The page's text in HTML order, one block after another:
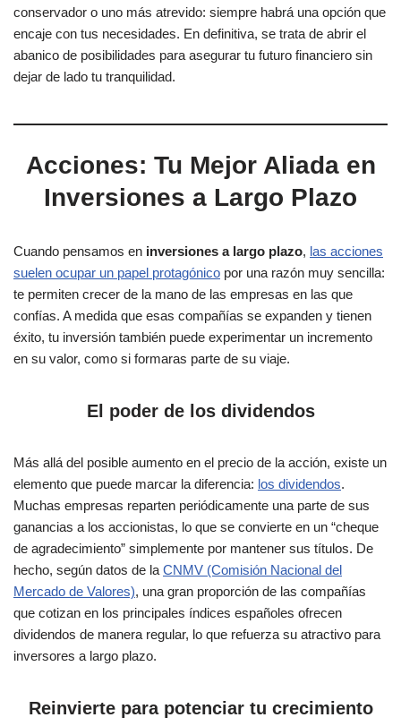
conservador o uno más atrevido: siempre habrá una opción que
encaje con tus necesidades. En definitiva, se trata de abrir el
abanico de posibilidades para asegurar tu futuro financiero sin
dejar de lado tu tranquilidad.
Acciones: Tu Mejor Aliada en
Inversiones a Largo Plazo
Cuando pensamos en inversiones a largo plazo, las acciones
suelen ocupar un papel protagónico por una razón muy sencilla:
te permiten crecer de la mano de las empresas en las que
confías. A medida que esas compañías se expanden y tienen
éxito, tu inversión también puede experimentar un incremento
en su valor, como si formaras parte de su viaje.
El poder de los dividendos
Más allá del posible aumento en el precio de la acción, existe un
elemento que puede marcar la diferencia: los dividendos.
Muchas empresas reparten periódicamente una parte de sus
ganancias a los accionistas, lo que se convierte en un “cheque
de agradecimiento” simplemente por mantener sus títulos. De
hecho, según datos de laCNMV (Comisión Nacional del
Mercado de Valores), una gran proporción de las compañías
que cotizan en los principales índices españoles ofrecen
dividendos de manera regular, lo que refuerza su atractivo para
inversores a largo plazo.
Reinvierte para potenciar tu crecimiento